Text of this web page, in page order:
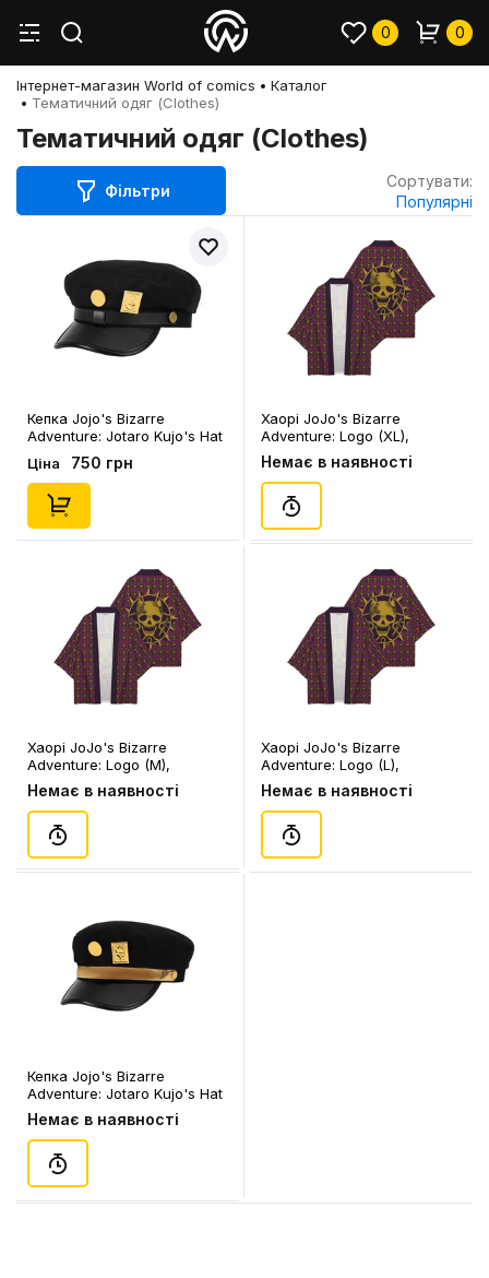
0 0
Інтернет-магазин World of comics
Каталог
Тематичний одяг (Clothes)
Тематичний одяг (Clothes)
Фільтри
Сортувати:
Популярні
Кепка Jojo's Bizarre
Adventure: Jotaro Kujo's Hat
(Black), (129417)
Ціна 750 грн
Хаорі JoJo's Bizarre
Adventure: Logo (XL),
(109343)
Немає в наявності
Хаорі JoJo's Bizarre
Adventure: Logo (M),
(109345)
Немає в наявності
Хаорі JoJo's Bizarre
Adventure: Logo (L),
(109344)
Немає в наявності
Кепка Jojo's Bizarre
Adventure: Jotaro Kujo's Hat
(Gold), (129418)
Немає в наявності